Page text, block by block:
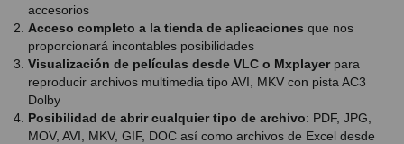
accesorios
Acceso completo a la tienda de aplicaciones que nos
proporcionará incontables posibilidades
Visualización de películas desde VLC o Mxplayer para
reproducir archivos multimedia tipo AVI, MKV con pista AC3
Dolby
Posibilidad de abrir cualquier tipo de archivo: PDF, JPG,
MOV, AVI, MKV, GIF, DOC así como archivos de Excel desde